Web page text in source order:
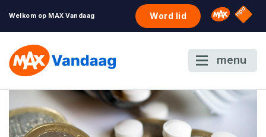
Welkom op MAX Vandaag Word lid Omroep
NPO
menu